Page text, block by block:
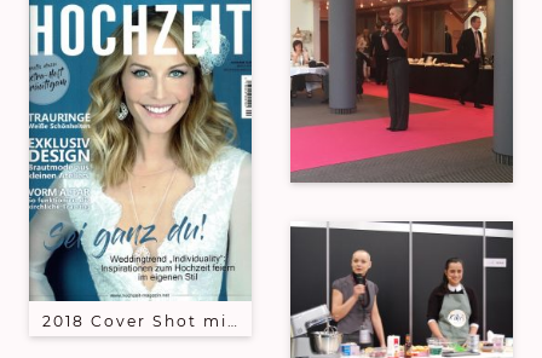
2018 Cover Shot mit Sky is no limiT Brautschmuck